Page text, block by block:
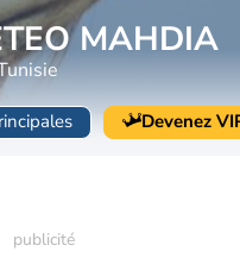
MAHDIA
Devenez